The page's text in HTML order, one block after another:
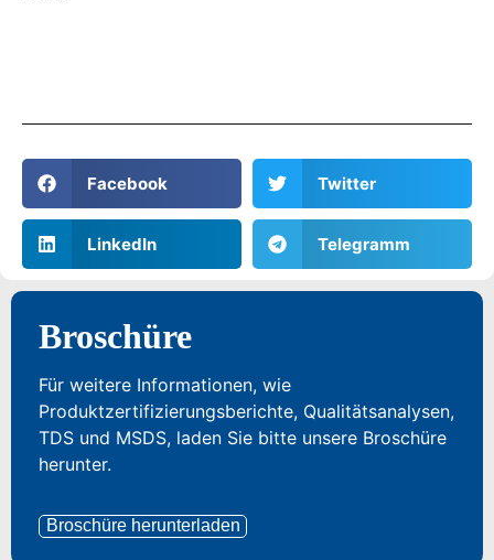
Facebook Twitter
LinkedIn Telegramm
Broschüre
Für weitere Informationen, wie
Produktzertifizierungsberichte, Qualitätsanalysen,
TDS und MSDS, laden Sie bitte unsere Broschüre
herunter.
Broschüre herunterladen